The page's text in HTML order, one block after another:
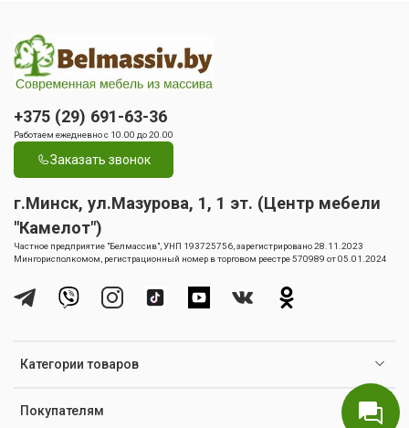
Категории товаров
Покупателям
+375 (29) 691-63-36
Работаем ежедневно с 10.00 до 20.00
Заказать звонок
г.Минск, ул.Мазурова, 1, 1 эт. (Центр мебели
"Камелот")
Частное предприятие "Белмассив", УНП 193725756, зарегистрировано 28.11.2023
Мингорисполкомом, регистрационный номер в торговом реестре 570989 от 05.01.2024